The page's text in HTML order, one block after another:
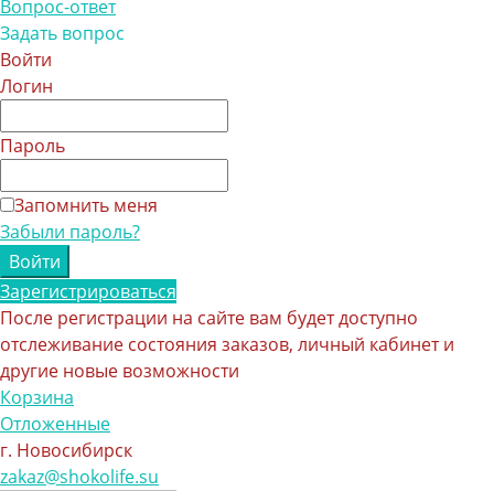
Вопрос-ответ
Задать вопрос
Войти
Логин
Пароль
Запомнить меня
Забыли пароль?
Зарегистрироваться
После регистрации на сайте вам будет доступно
отслеживание состояния заказов, личный кабинет и
другие новые возможности
Корзина
Отложенные
г. Новосибирск
zakaz@shokolife.su